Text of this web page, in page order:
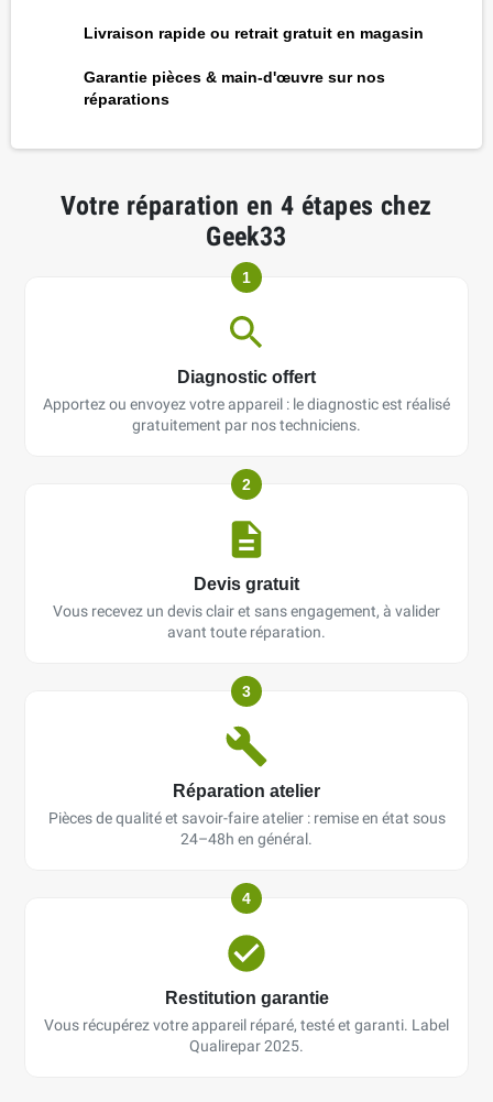
Livraison rapide ou retrait gratuit en magasin
Garantie pièces & main-d'œuvre sur nos
réparations
Votre réparation en 4 étapes chez
Geek33
1
Diagnostic offert
Apportez ou envoyez votre appareil : le diagnostic est réalisé
gratuitement par nos techniciens.
2
Devis gratuit
Vous recevez un devis clair et sans engagement, à valider
avant toute réparation.
3
Réparation atelier
Pièces de qualité et savoir-faire atelier : remise en état sous
24–48h en général.
4
Restitution garantie
Vous récupérez votre appareil réparé, testé et garanti. Label
Qualirepar 2025.